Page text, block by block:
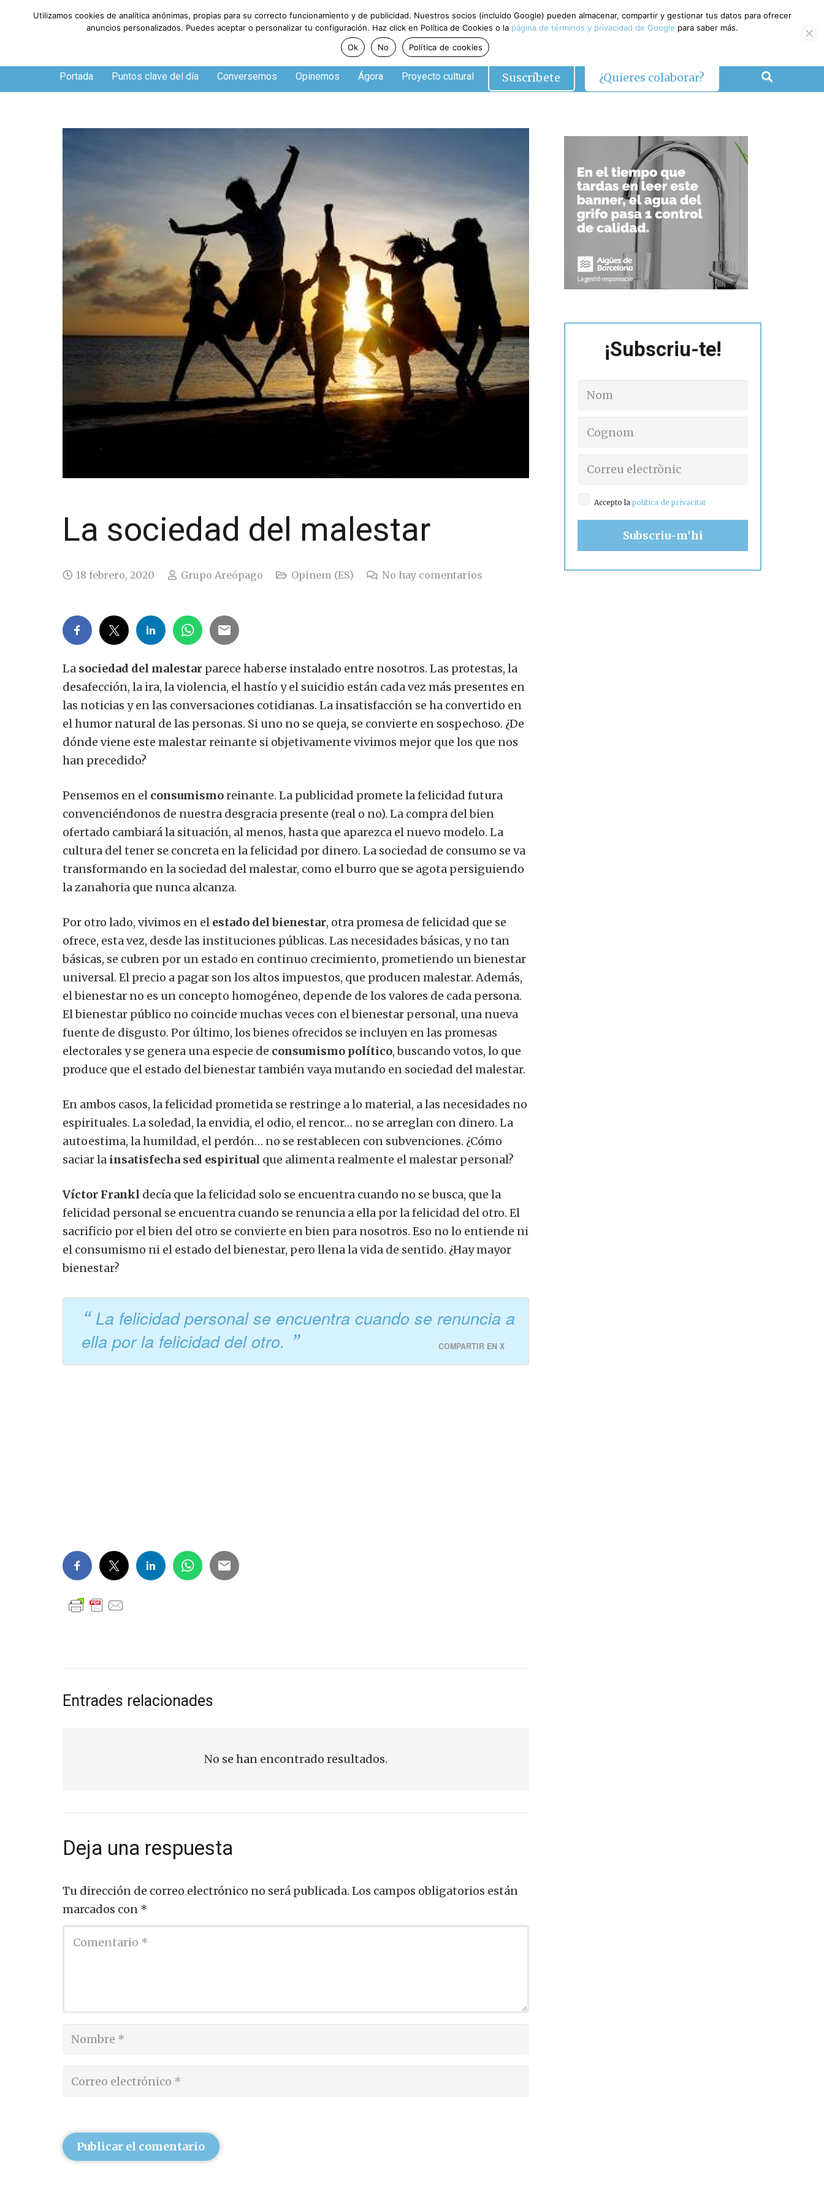
Viernes, 7 de agosto de 2026
Portada Puntos clave del día Conversemos Opinemos Ágora Proyecto cultural Suscríbete ¿Quieres colaborar?
La sociedad del malestar
18 febrero, 2020 Grupo Areópago Opinem (ES) No hay comentarios
La sociedad del malestar parece haberse instalado entre nosotros. Las protestas, la
desafección, la ira, la violencia, el hastío y el suicidio están cada vez más presentes en
las noticias y en las conversaciones cotidianas. La insatisfacción se ha convertido en
el humor natural de las personas. Si uno no se queja, se convierte en sospechoso. ¿De
dónde viene este malestar reinante si objetivamente vivimos mejor que los que nos
han precedido?
Pensemos en el consumismoreinante. La publicidad promete la felicidad futura
convenciéndonos de nuestra desgracia presente (real o no). La compra del bien
ofertado cambiará la situación, al menos, hasta que aparezca el nuevo modelo. La
cultura del tener se concreta en la felicidad por dinero. La sociedad de consumo se va
transformando en la sociedad del malestar, como el burro que se agota persiguiendo
la zanahoria que nunca alcanza.
Por otro lado, vivimos en el estado del bienestar, otra promesa de felicidad que se
ofrece, esta vez, desde las instituciones públicas. Las necesidades básicas, y no tan
básicas, se cubren por un estado en continuo crecimiento, prometiendo un bienestar
universal. El precio a pagar son los altos impuestos, que producen malestar. Además,
el bienestar no es un concepto homogéneo, depende de los valores de cada persona.
El bienestar público no coincide muchas veces con el bienestar personal, una nueva
fuente de disgusto. Por último, los bienes ofrecidos se incluyen en las promesas
electorales y se genera una especie de consumismo político, buscando votos, lo que
produce que el estado del bienestar también vaya mutando en sociedad del malestar.
En ambos casos, la felicidad prometida se restringe a lo material, a las necesidades no
espirituales. La soledad, la envidia, el odio, el rencor… no se arreglan con dinero. La
autoestima, la humildad, el perdón… no se restablecen con subvenciones. ¿Cómo
saciar la insatisfecha sed espiritual que alimenta realmente el malestar personal?
Víctor Frankl decía que la felicidad solo se encuentra cuando no se busca, que la
felicidad personal se encuentra cuando se renuncia a ella por la felicidad del otro. El
sacrificio por el bien del otro se convierte en bien para nosotros. Eso no lo entiende ni
el consumismo ni el estado del bienestar, pero llena la vida de sentido. ¿Hay mayor
bienestar?
La felicidad personal se encuentra cuando se renuncia a
ella por la felicidad del otro.
COMPARTIR EN X
Entrades relacionades
No se han encontrado resultados.
Deja una respuesta
Tu dirección de correo electrónico no será publicada. Los campos obligatorios están
marcados con *
Publicar el comentario
¡Subscriu-te!
Accepto lapolítica de privacitat
Utilizamos cookies de analítica anónimas, propias para su correcto funcionamiento y de publicidad. Nuestros socios (incluido Google) pueden almacenar, compartir y gestionar tus datos para ofrecer
anuncios personalizados. Puedes aceptar o personalizar tu configuración. Haz click en Política de Cookies o la página de términos y privacidad de Google para saber más.
Ok
No Política de cookies